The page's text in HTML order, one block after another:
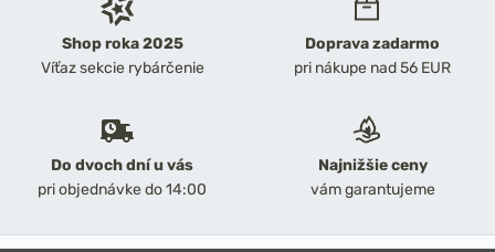
Shop roka 2025
Víťaz sekcie rybárčenie
Doprava zadarmo
pri nákupe nad 56 EUR
Do dvoch dní u vás
pri objednávke do 14:00
Najnižšie ceny
vám garantujeme